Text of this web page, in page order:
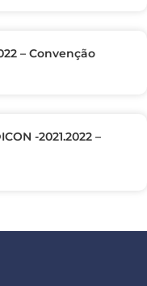
– Convenção
-2021.2022 –